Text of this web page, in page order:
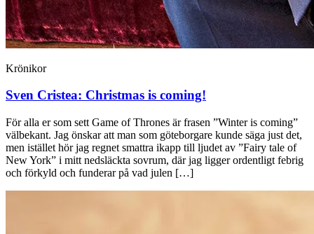
Krönikor
Sven Cristea: Christmas is coming!
För alla er som sett Game of Thrones är frasen ”Winter is coming”
välbekant. Jag önskar att man som göteborgare kunde säga just det,
men istället hör jag regnet smattra ikapp till ljudet av ”Fairy tale of
New York” i mitt nedsläckta sovrum, där jag ligger ordentligt febrig
och förkyld och funderar på vad julen […]